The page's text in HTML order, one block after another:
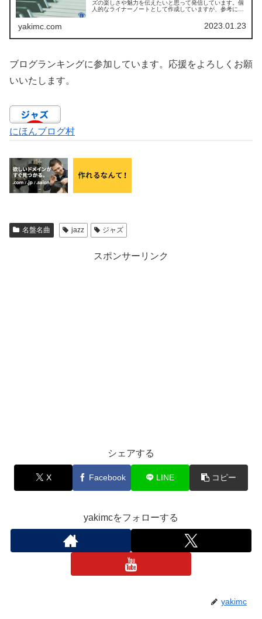
ズの楽しさや魅力を伝えたいと思って発信しています。個
人的なライナーノートとして作成していますが、参考にな
yakimc.com 2023.01.23
ブログランキングに参加しています。応援をよろしくお願
いいたします。
にほんブログ村
名盤名曲 jazz ジャズ
スポンサーリンク
シェアする
X Facebook LINE コピー
yakimcをフォローする
yakimc